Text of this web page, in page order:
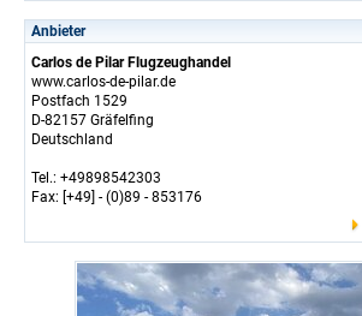
Anbieter
Carlos de Pilar Flugzeughandel
www.carlos-de-pilar.de
Postfach 1529
D-82157 Gräfelfing
Deutschland
Tel.: +49898542303
Fax: [+49] - (0)89 - 853176